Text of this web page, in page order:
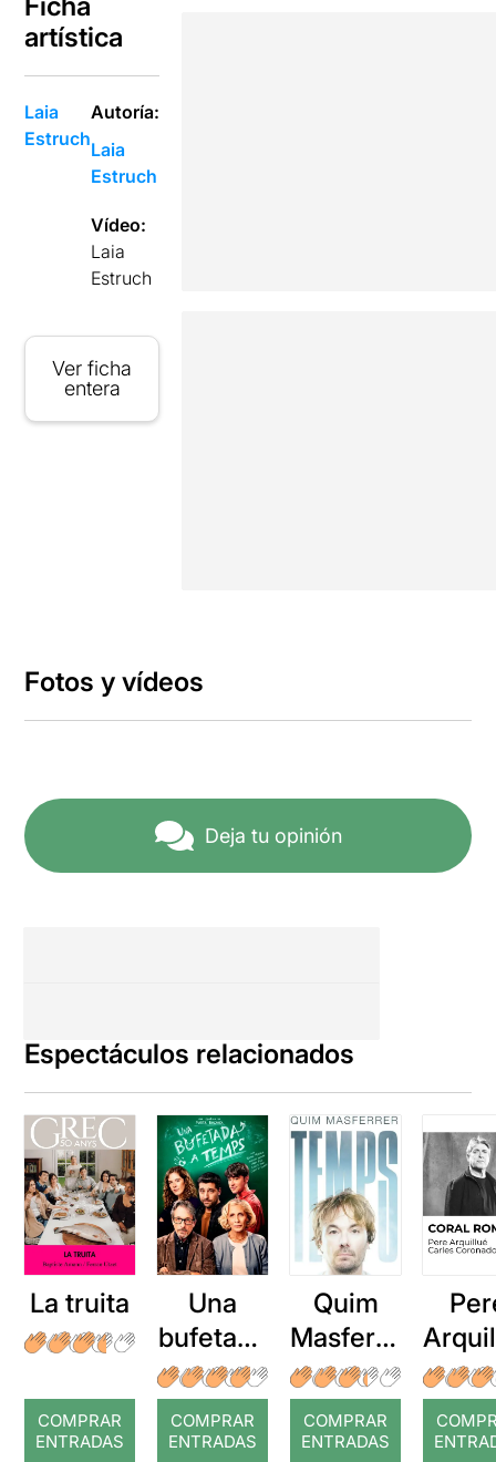
artística
Laia
Estruch
Autoría:
Laia
Estruch
Vídeo:
Laia
Estruch
Ver ficha
entera
Fotos y vídeos
Deja tu opinión
Espectáculos relacionados
La truita
COMPRAR
ENTRADAS
Una
bufetada
a temps
COMPRAR
ENTRADAS
Quim
Masferre
r: Temps
COMPRAR
ENTRADAS
: